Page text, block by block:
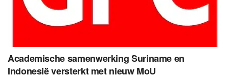
Academische samenwerking Suriname en
Indonesië versterkt met nieuw MoU